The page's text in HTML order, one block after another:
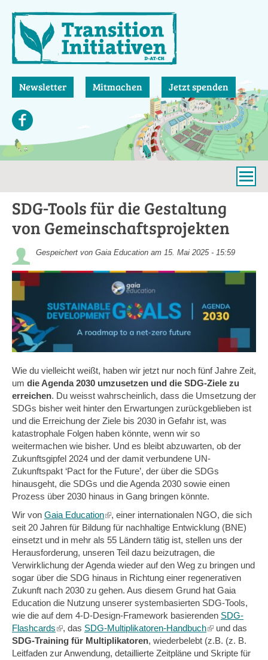
zum
Inhalt
Newsletter Mitmachen Jetzt spenden
SDG-Tools für die Gestaltung
von Gemeinschaftsprojekten
Gespeichert von Gaia Education am 15. Mai 2025 - 15:59
Wie du vielleicht weißt, haben wir jetzt nur noch fünf Jahre Zeit,
um die Agenda 2030 umzusetzen und die SDG-Ziele zu
erreichen. Du weisst wahrscheinlich, dass die Umsetzung der
SDGs bisher weit hinter den Erwartungen zurückgeblieben ist
und die Erreichung der Ziele bis 2030 in Gefahr ist, was
katastrophale Folgen haben könnte, wenn wir so
weitermachen wie bisher. Und es bleibt abzuwarten, ob der
Zukunftsgipfel 2024 und der damit verbundene UN-
Zukunftspakt ‘Pact for the Future’, der über die SDGs
hinausgeht, die SDGs und die Agenda 2030 sowie einen
Prozess über 2030 hinaus in Gang bringen könnte.
Wir von Gaia Education(link
is
external)
, einer internationalen NGO, die sich
seit 20 Jahren für Bildung für nachhaltige Entwicklung (BNE)
einsetzt und in mehr als 55 Ländern tätig ist, stellen uns der
Herausforderung, unseren Teil dazu beizutragen, die
Verwirklichung der Agenda wieder auf den Weg zu bringen und
sogar über die SDG hinaus in Richtung einer regenerativen
Zukunft nach 2030 zu gehen. Aus diesem Grund hat Gaia
Education die Nutzung unserer systembasierten SDG-Tools,
wie die auf dem 4-D-Design-Framework basierenden SDG-
Flashcards(link
is
external)
, das SDG-Multiplikatoren-Handbuch(link
is
external)
und das
SDG-Training für Multiplikatoren, wiederbelebt (z.B. (z. B.
Leitfaden zur Anwendung, detaillierte Zeitpläne und Skripte für